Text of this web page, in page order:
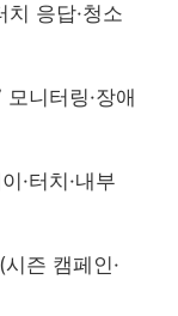
치 응답·청소
니터링·장애
·터치·내부
즌 캠페인·